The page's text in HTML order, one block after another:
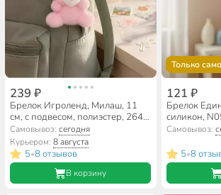
239 ₽
Брелок Игроленд, Милаш, 11
см, с подвесом, полиэстер, 264-
571, в ассортименте
Самовывоз:сегодня
Курьером:8 августа
5•8 отзывов
В корзину
Только
121 ₽
Брелок
силикон,
Самовывоз:
5•8